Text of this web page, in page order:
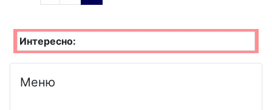
Интересно:
Меню